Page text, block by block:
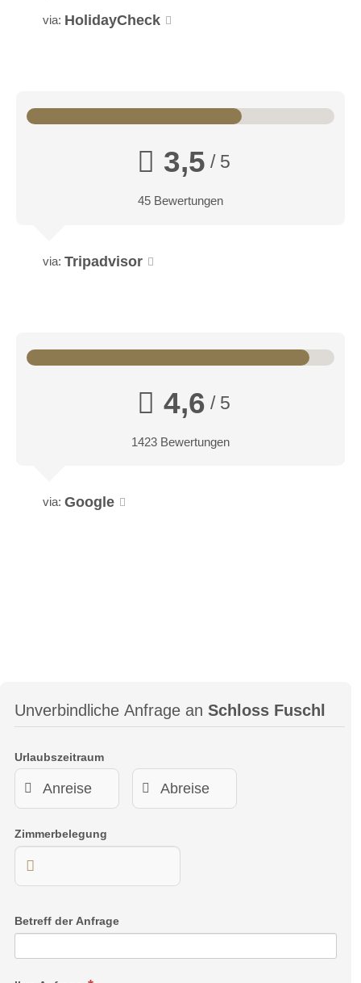
via: HolidayCheck
3,5 / 5
45 Bewertungen
via: Tripadvisor
4,6 / 5
1423 Bewertungen
via: Google
Unverbindliche Anfrage an Schloss Fuschl
Urlaubszeitraum
Zimmerbelegung
Betreff der Anfrage